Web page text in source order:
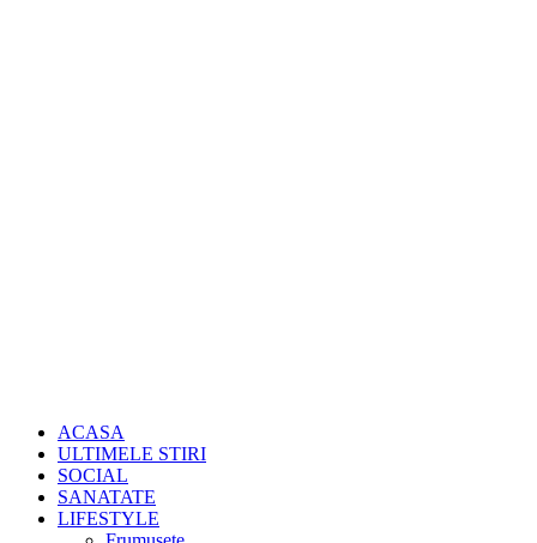
ACASA
ULTIMELE STIRI
SOCIAL
SANATATE
LIFESTYLE